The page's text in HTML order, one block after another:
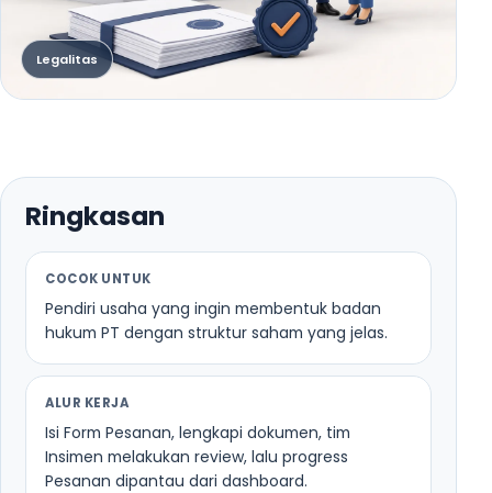
Legalitas
Ringkasan
COCOK UNTUK
Pendiri usaha yang ingin membentuk badan
hukum PT dengan struktur saham yang jelas.
ALUR KERJA
Isi Form Pesanan, lengkapi dokumen, tim
Insimen melakukan review, lalu progress
Pesanan dipantau dari dashboard.